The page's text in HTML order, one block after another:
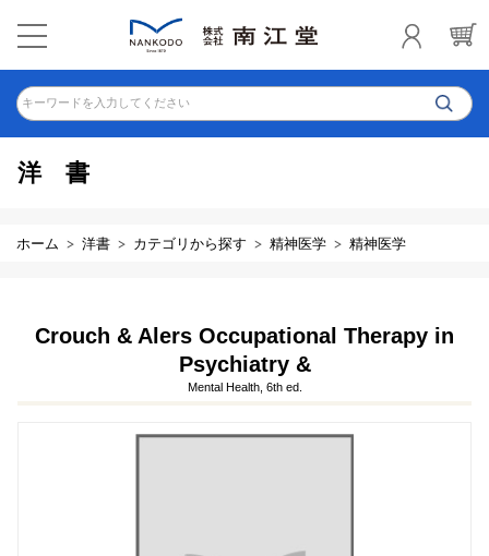
キーワードを入力してください
洋書
ホーム 洋書 カテゴリから探す 精神医学 精神医学
Crouch & Alers Occupational Therapy in
Psychiatry &
Mental Health, 6th ed.